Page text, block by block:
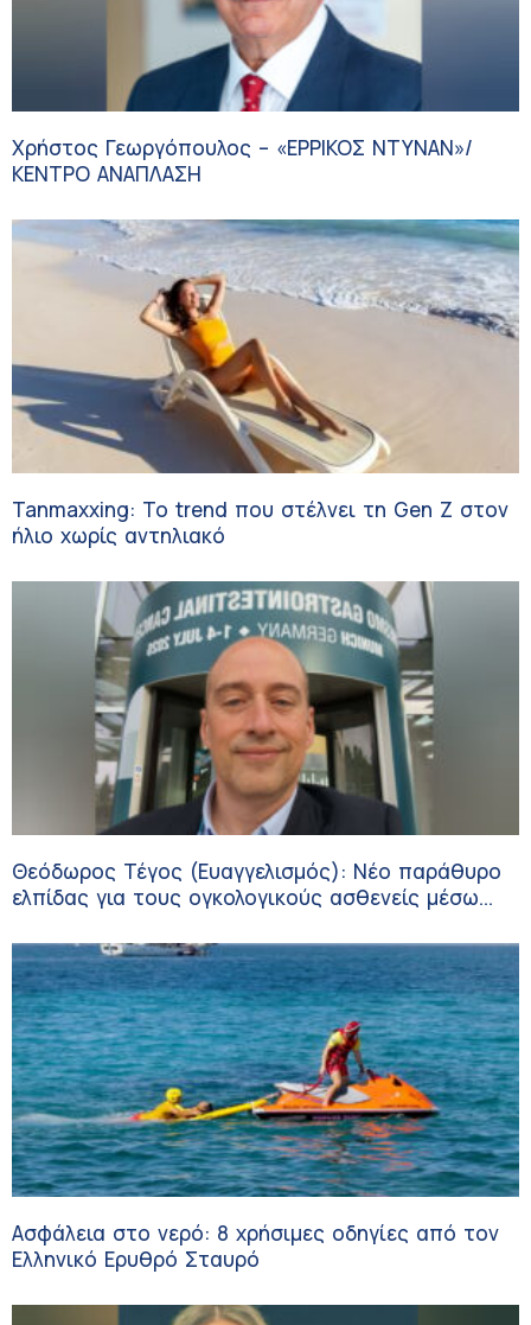
Χρήστος Γεωργόπουλος – «ΕΡΡΙΚΟΣ ΝΤΥΝΑΝ»/
ΚΕΝΤΡΟ ΑΝΑΠΛΑΣΗ
Tanmaxxing: To trend που στέλνει τη Gen Z στον
ήλιο χωρίς αντηλιακό
Θεόδωρος Τέγος (Ευαγγελισμός): Νέο παράθυρο
ελπίδας για τους ογκολογικούς ασθενείς μέσω
Ασφάλεια στο νερό: 8 χρήσιμες οδηγίες από τον
Ελληνικό Ερυθρό Σταυρό